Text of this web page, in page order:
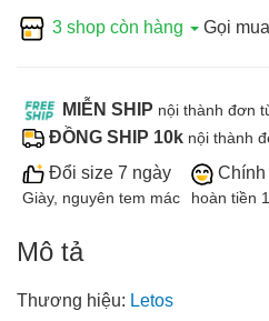
3 shop còn hàng Gọi mua
MIỄN SHIP nội thành đơn
ĐỒNG SHIP 10k nội thành
Đổi size 7 ngày
Giày, nguyên tem mác
Chính
hoàn tiền
Mô tả
Thương hiệu: Letos